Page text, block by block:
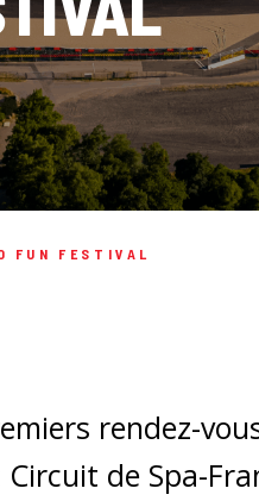
FUN FESTIVAL
rendez-
de Spa-